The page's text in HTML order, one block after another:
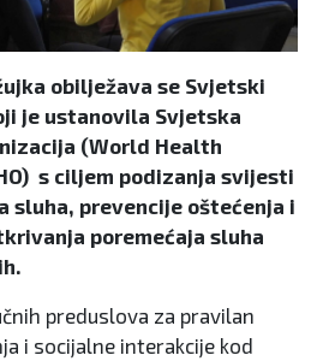
obilježava se Svjetski
je ustanovila Svjetska
(World Health
s ciljem podizanja svijesti
sluha, prevencije oštećenja i
poremećaja sluha
preduslova za pravilan
i socijalne interakcije kod